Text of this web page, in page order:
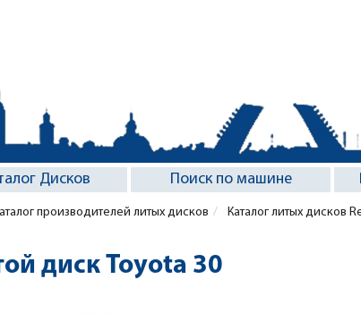
Дисков Поиск по машине
производителей литых дисков Каталог литых дисков
диск Toyota 30